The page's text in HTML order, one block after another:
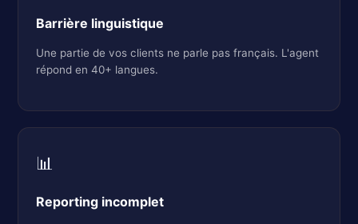
Barrière linguistique
Une partie de vos clients ne parle pas français. L'agent
répond en 40+ langues.
📊
Reporting incomplet